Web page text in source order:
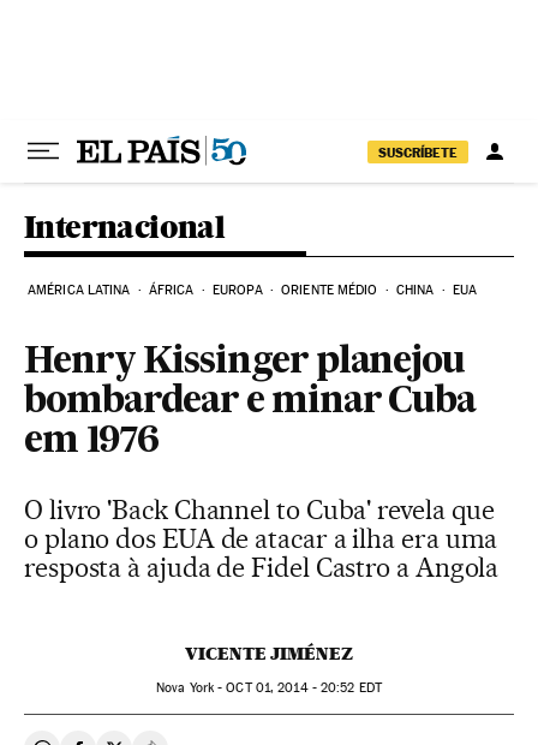
SUSCRÍBETE
Internacional
AMÉRICA LATINA ÁFRICA EUROPA ORIENTE MÉDIO CHINA EUA
Henry Kissinger planejou
bombardear e minar Cuba
em 1976
O livro 'Back Channel to Cuba' revela que
o plano dos EUA de atacar a ilha era uma
resposta à ajuda de Fidel Castro a Angola
VICENTE JIMÉNEZ
Nova York -OCT01, 2014 - 20:52 EDT